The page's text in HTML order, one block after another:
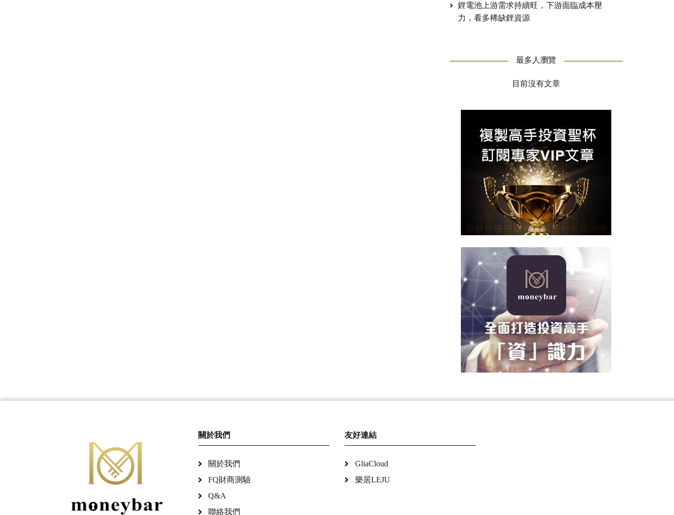
鋰電池上游需求持續旺，下游面臨成本壓
力，看多稀缺鋰資源
最多人瀏覽
目前沒有文章
關於我們
關於我們
FQ財商測驗
Q&A
聯絡我們
友好連結
GliaCloud
樂居LEJU